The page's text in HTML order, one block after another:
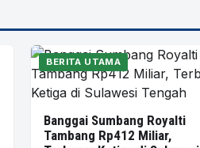
BERITA UTAMA
Banggai Sumbang Royalti
Tambang Rp412 Miliar,